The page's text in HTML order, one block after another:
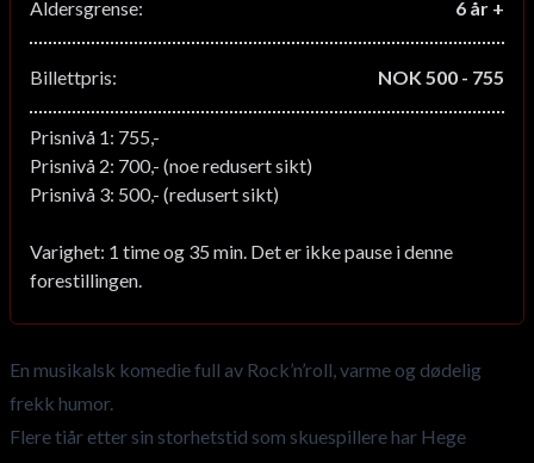
Aldersgrense: 6 år +
Billettpris: NOK 500 - 755
Prisnivå 1: 755,-
Prisnivå 2: 700,- (noe redusert sikt)
Prisnivå 3: 500,- (redusert sikt)
Varighet: 1 time og 35 min. Det er ikke pause i denne
forestillingen.
En musikalsk komedie full av Rock’n’roll, varme og dødelig
frekk humor.
Flere tiår etter sin storhetstid som skuespillere har Hege